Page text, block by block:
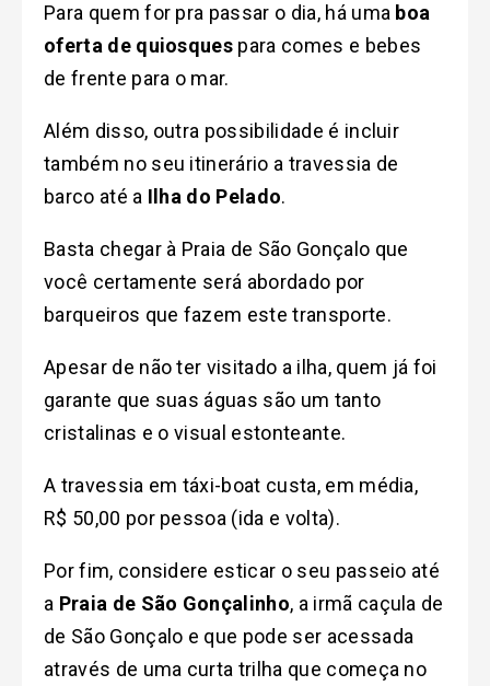
Para quem for pra passar o dia, há uma boa
oferta de quiosques para comes e bebes
de frente para o mar.
Além disso, outra possibilidade é incluir
também no seu itinerário a travessia de
barco até a Ilha do Pelado.
Basta chegar à Praia de São Gonçalo que
você certamente será abordado por
barqueiros que fazem este transporte.
Apesar de não ter visitado a ilha, quem já foi
garante que suas águas são um tanto
cristalinas e o visual estonteante.
A travessia em táxi-boat custa, em média,
R$ 50,00 por pessoa (ida e volta).
Por fim, considere esticar o seu passeio até
a Praia de São Gonçalinho, a irmã caçula de
de São Gonçalo e que pode ser acessada
através de uma curta trilha que começa no